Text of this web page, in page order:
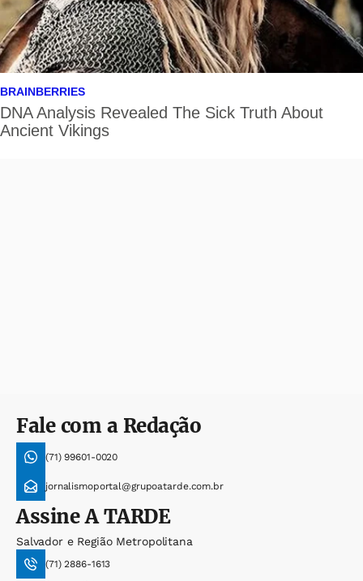
Fale com a Redação
(71) 99601-0020
jornalismoportal@grupoatarde.com.br
AssineA TARDE
Salvador e Região Metropolitana
(71) 2886-1613